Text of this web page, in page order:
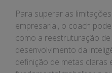
Para superar as
empresarial, o coach
como a reestruturação
desenvolvimento da
definição de metas claras